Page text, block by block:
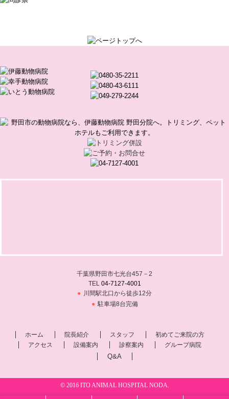
千葉県野田市七光台457－2
TEL 04-7127-4001
川間駅北口から徒歩12分
駐車場8台完備
ホーム 院長紹介 スタッフ
初めてご来院の方
アクセス
設備案内 診察案内 グループ病院
Q&A
© 2016 ITO ANIMAL HOSPITAL NODA.